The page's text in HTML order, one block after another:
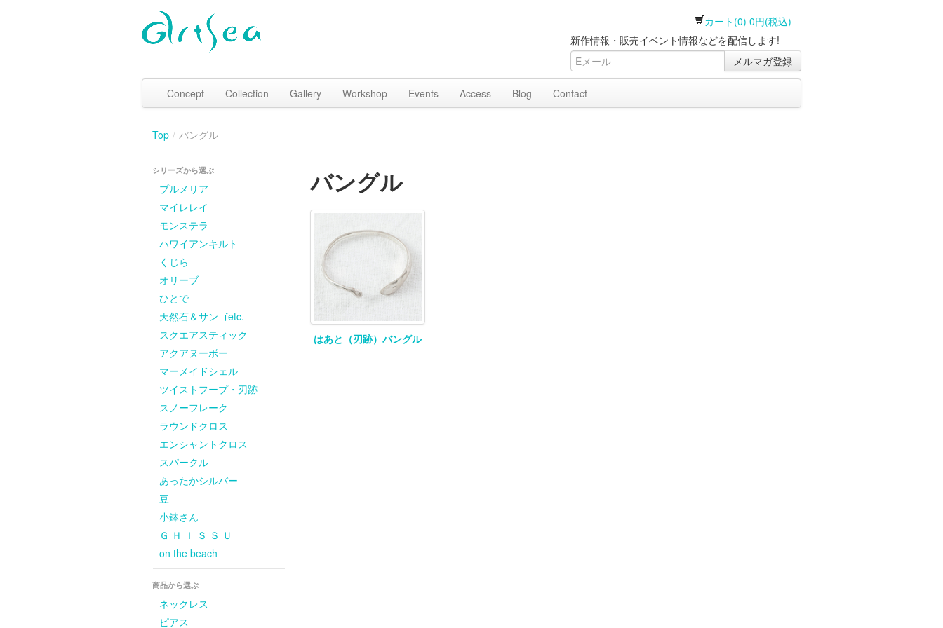
カート(0) 0円(税込)
新作情報・販売イベント情報などを配信します!
メルマガ登録
Concept Collection Gallery Workshop Events Access Blog Contact
Top / バングル
シリーズから選ぶ
プルメリア
マイレレイ
モンステラ
ハワイアンキルト
くじら
オリーブ
ひとで
天然石＆サンゴetc.
スクエアスティック
アクアヌーボー
マーメイドシェル
ツイストフープ・刃跡
スノーフレーク
ラウンドクロス
エンシャントクロス
スパークル
あったかシルバー
豆
小鉢さん
Ｇ Ｈ Ｉ Ｓ Ｓ Ｕ
on the beach
商品から選ぶ
ネックレス
ピアス
バングル
はあと（刃跡）バングル